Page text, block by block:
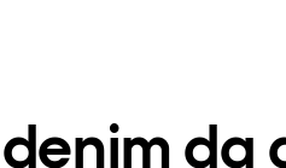
da